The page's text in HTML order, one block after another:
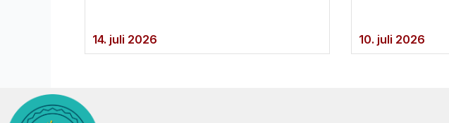
14. juli 2026 10. juli 2026